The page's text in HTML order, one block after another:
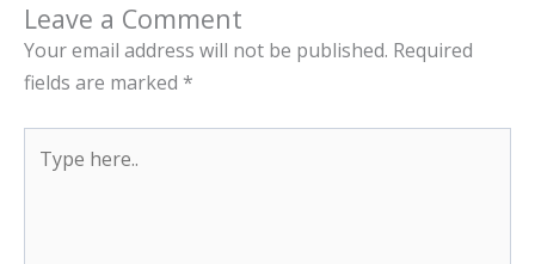
Leave a Comment
Your email address will not be published. Required
fields are marked *
here..